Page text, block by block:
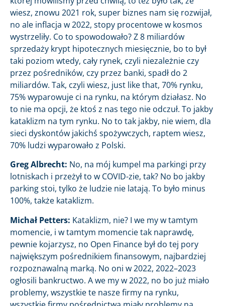
wiesz, znowu 2021 rok, super biznes nam się rozwijał,
no ale inflacja w 2022, stopy procentowe w kosmos
wystrzeliły. Co to spowodowało? Z 8 miliardów
sprzedaży krypt hipotecznych miesięcznie, bo to był
taki poziom wtedy, cały rynek, czyli niezależnie czy
przez pośredników, czy przez banki, spadł do 2
miliardów. Tak, czyli wiesz, just like that, 70% rynku,
75% wyparowuje ci na rynku, na którym działasz. No
to nie ma opcji, że ktoś z nas tego nie odczuł. To jakby
kataklizm na tym rynku. No to tak jakby, nie wiem, dla
sieci dyskontów jakichś spożywczych, raptem wiesz,
70% ludzi wyparowało z Polski.
Greg Albrecht: No, na mój kumpel ma parkingi przy
lotniskach i przeżył to w COVID-zie, tak? No bo jakby
parking stoi, tylko że ludzie nie latają. To było minus
100%, także kataklizm.
Michał Petters: Kataklizm, nie? I we my w tamtym
momencie, i w tamtym momencie tak naprawdę,
pewnie kojarzysz, no Open Finance był do tej pory
największym pośrednikiem finansowym, najbardziej
rozpoznawalną marką. No oni w 2022, 2022–2023
ogłosili bankructwo. A we my w 2022, no bo już miało
problemy, wszystkie te nasze firmy na rynku,